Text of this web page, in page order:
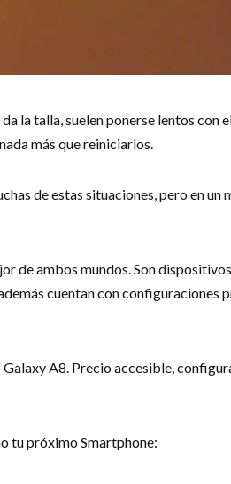
la talla, suelen ponerse lentos con
más que reiniciarlos.
de estas situaciones, pero en un
de ambos mundos. Son
cuentan con configuraciones
A8. Precio accesible,
tu próximo Smartphone: